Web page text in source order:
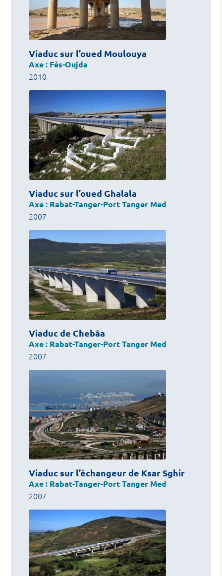
Viaduc sur l’oued Moulouya
Axe : Fès-Oujda
2010
Viaduc sur l’oued Ghalala
Axe : Rabat-Tanger-Port Tanger Med
2007
Viaduc de Chebâa
Axe : Rabat-Tanger-Port Tanger Med
2007
Viaduc sur l’échangeur de Ksar Sghir
Axe : Rabat-Tanger-Port Tanger Med
2007